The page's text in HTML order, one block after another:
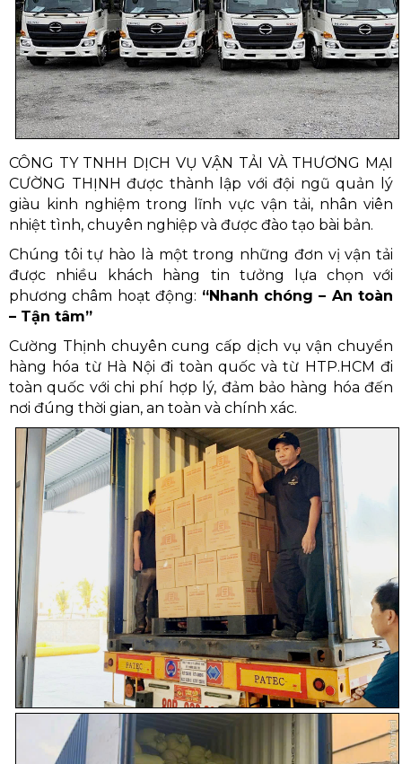
CÔNG TY TNHH DỊCH VỤ VẬN TẢI VÀ THƯƠNG MẠI
CƯỜNG THỊNH được thành lập với đội ngũ quản lý
giàu kinh nghiệm trong lĩnh vực vận tải, nhân viên
nhiệt tình, chuyên nghiệp và được đào tạo bài bản.
Chúng tôi tự hào là một trong những đơn vị vận tải
được nhiều khách hàng tin tưởng lựa chọn với
phương châm hoạt động: “Nhanh chóng – An toàn
– Tận tâm”
Cường Thịnh chuyên cung cấp dịch vụ vận chuyển
hàng hóa từ Hà Nội đi toàn quốc và từ HTP.HCM đi
toàn quốc với chi phí hợp lý, đảm bảo hàng hóa đến
nơi đúng thời gian, an toàn và chính xác.